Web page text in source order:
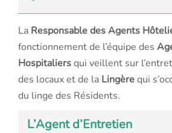
La Responsable des Agents
fonctionnement de l’équipe des
Hospitaliersqui veillent sur
des locaux et de la Lingèrequi
du linge des Résidents.
L’Agent d’Entretien